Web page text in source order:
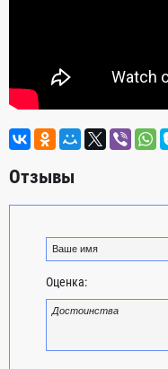
Отзывы
Оценка: